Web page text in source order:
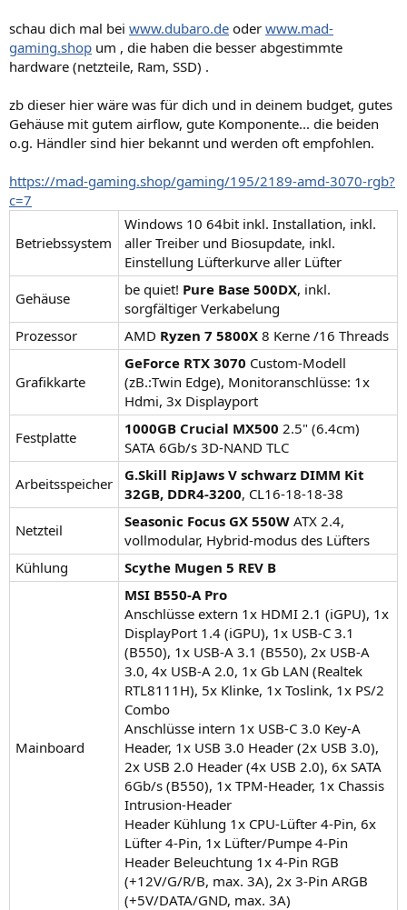
schau dich mal bei www.dubaro.de oder www.mad-
gaming.shop um , die haben die besser abgestimmte
hardware (netzteile, Ram, SSD) .
zb dieser hier wäre was für dich und in deinem budget, gutes
Gehäuse mit gutem airflow, gute Komponente... die beiden
o.g. Händler sind hier bekannt und werden oft empfohlen.
https://mad-gaming.shop/gaming/195/2189-amd-3070-rgb?
c=7
Betriebssystem
Windows 10 64bit inkl. Installation, inkl.
aller Treiber und Biosupdate, inkl.
Einstellung Lüfterkurve aller Lüfter
Gehäuse
be quiet! Pure Base 500DX, inkl.
sorgfältiger Verkabelung
Prozessor
AMD Ryzen 7 5800X 8 Kerne /16 Threads
Grafikkarte
GeForce RTX 3070 Custom-Modell
(zB.:Twin Edge), Monitoranschlüsse: 1x
Hdmi, 3x Displayport
Festplatte
1000GB Crucial MX500 2.5" (6.4cm)
SATA 6Gb/s 3D-NAND TLC
Arbeitsspeicher
G.Skill RipJaws V schwarz DIMM Kit
32GB, DDR4-3200, CL16-18-18-38
Netzteil
Seasonic Focus GX 550W ATX 2.4,
vollmodular, Hybrid-modus des Lüfters
Kühlung
Scythe Mugen 5 REV B
Mainboard
MSI B550-A Pro
Anschlüsse extern 1x HDMI 2.1 (iGPU), 1x
DisplayPort 1.4 (iGPU), 1x USB-C 3.1
(B550), 1x USB-A 3.1 (B550), 2x USB-A
3.0, 4x USB-A 2.0, 1x Gb LAN (Realtek
RTL8111H), 5x Klinke, 1x Toslink, 1x PS/2
Combo
Anschlüsse intern 1x USB-C 3.0 Key-A
Header, 1x USB 3.0 Header (2x USB 3.0),
2x USB 2.0 Header (4x USB 2.0), 6x SATA
6Gb/s (B550), 1x TPM-Header, 1x Chassis
Intrusion-Header
Header Kühlung 1x CPU-Lüfter 4-Pin, 6x
Lüfter 4-Pin, 1x Lüfter/Pumpe 4-Pin
Header Beleuchtung 1x 4-Pin RGB
(+12V/G/R/B, max. 3A), 2x 3-Pin ARGB
(+5V/DATA/GND, max. 3A)